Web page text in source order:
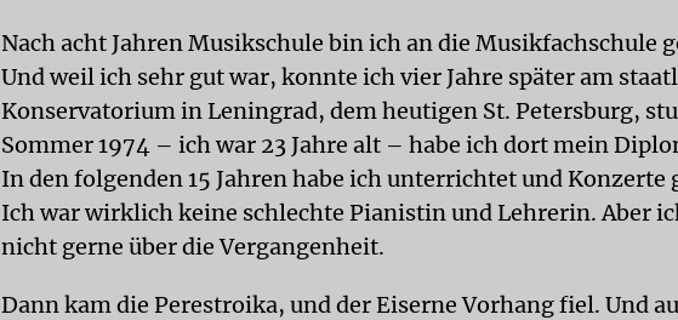
Nach acht Jahren Musikschule bin ich an die Musikfachschule
Und weil ich sehr gut war, konnte ich vier Jahre später am
Konservatorium in Leningrad, dem heutigen St. Petersburg,
Sommer 1974 – ich war 23 Jahre alt – habe ich dort mein
In den folgenden 15 Jahren habe ich unterrichtet und Konzerte
Ich war wirklich keine schlechte Pianistin und Lehrerin. Aber
nicht gerne über die Vergangenheit.
Dann kam die Perestroika, und der Eiserne Vorhang fiel. Und